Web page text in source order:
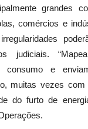
grandes
comércios e
judiciais.
consumo e
muitas vezes com
do furto de